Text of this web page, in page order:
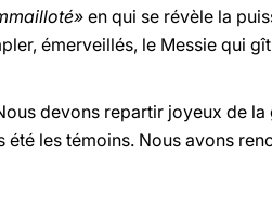
en qui se révèle la
émerveillés, le Messie qui
devons repartir joyeux de
les témoins. Nous avons